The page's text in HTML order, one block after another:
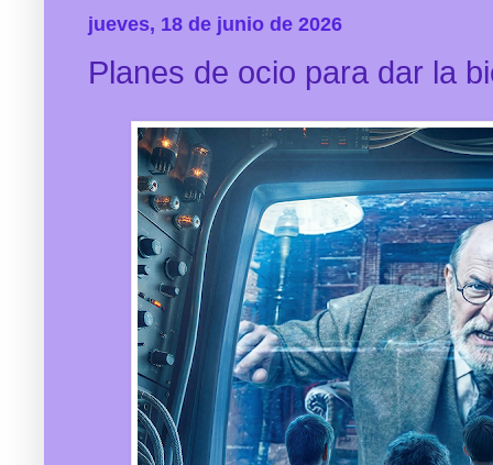
jueves, 18 de junio de 2026
Planes de ocio para dar la